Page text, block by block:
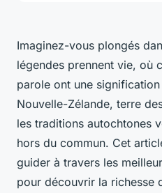
Imaginez-vous plongés
légendes prennent vie, où
parole ont une
Nouvelle-Zélande, terre
les traditions autochtones
hors du commun. Cet
guider à travers les
pour découvrir la richesse